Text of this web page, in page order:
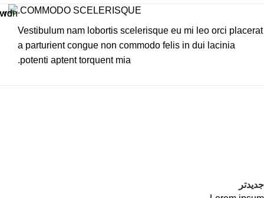
COMMODO SCELERISQUE.
Vestibulum nam lobortis scelerisque eu mi leo orci placerat
a parturient congue non commodo felis in dui lacinia
potenti aptent torquent mia.
جدیدتر